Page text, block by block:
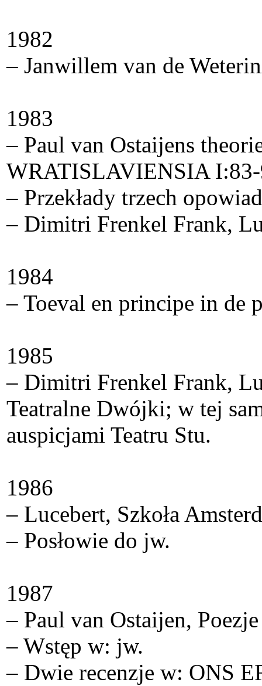
1982
– Janwillem van de
1983
– Paul van Ostaijens
WRATISLAVIENSIA I:83-
– Przekłady trzech
– Dimitri Frenkel Frank,
1984
– Toeval en principe in de
1985
– Dimitri Frenkel Frank,
Teatralne Dwójki; w tej
auspicjami Teatru Stu.
1986
– Lucebert, Szkoła
– Posłowie do jw.
1987
– Paul van Ostaijen,
– Wstęp w: jw.
– Dwie recenzje w: ONS